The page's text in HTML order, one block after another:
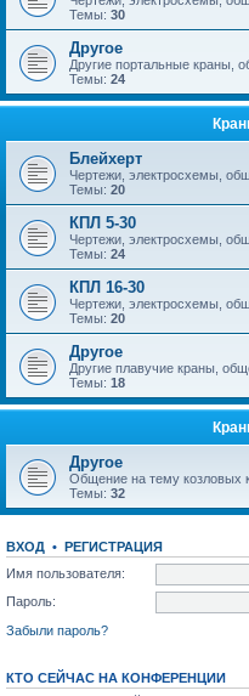
Темы: 30
Другое
Другие портальные краны,
Темы: 24
Блейхерт
Чертежи, электросхемы,
Темы: 20
КПЛ 5-30
Чертежи, электросхемы,
Темы: 24
КПЛ 16-30
Чертежи, электросхемы,
Темы: 20
Другое
Другие плавучие краны,
Темы: 18
Другое
Общение на тему козловых
Темы: 32
ВХОД • РЕГИСТРАЦИЯ
Имя пользователя:
Пароль:
Забыли пароль?
КТО СЕЙЧАС НА КОНФЕРЕНЦИИ